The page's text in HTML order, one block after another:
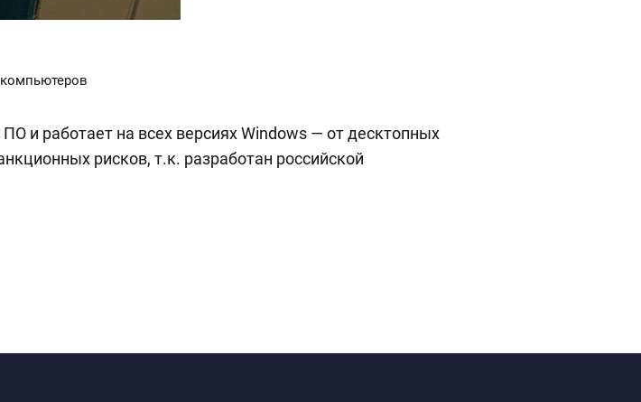
и работает на всех версиях Windows — от десктопных
рисков, т.к. разработан российской